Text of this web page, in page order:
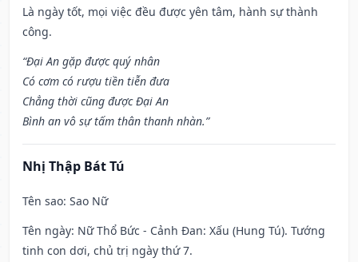
Là ngày tốt, mọi việc đều được yên tâm, hành sự thành
công.
“Đại An gặp được quý nhân
Có cơm có rượu tiền tiễn đưa
Chẳng thời cũng được Đại An
Bình an vô sự tấm thân thanh nhàn.”
Nhị Thập Bát Tú
Tên sao: Sao Nữ
Tên ngày: Nữ Thổ Bức - Cảnh Đan: Xấu (Hung Tú). Tướng
tinh con dơi, chủ trị ngày thứ 7.